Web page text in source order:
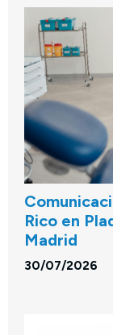
Rico en
Madrid
30/07/2026